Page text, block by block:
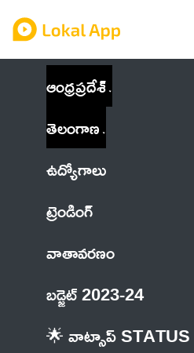
ఆంధ్రప్రదేశ్
తెలంగాణ
ఉద్యోగాలు
ట్రెండింగ్
వాతావరణం
బడ్జెట్ 2023-24
🌟 వాట్సాప్ STATUS